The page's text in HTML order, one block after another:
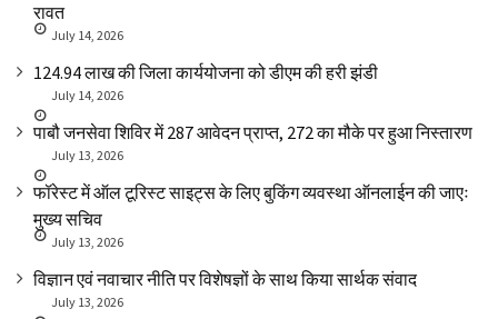
रावत
July 14, 2026
₹124.94 लाख की जिला कार्ययोजना को डीएम की हरी झंडी
July 14, 2026
पाबौ जनसेवा शिविर में 287 आवेदन प्राप्त, 272 का मौके पर हुआ निस्तारण
July 13, 2026
फॉरेस्ट में ऑल टूरिस्ट साइट्स के लिए बुकिंग व्यवस्था ऑनलाईन की जाएः
मुख्य सचिव
July 13, 2026
विज्ञान एवं नवाचार नीति पर विशेषज्ञों के साथ किया सार्थक संवाद
July 13, 2026